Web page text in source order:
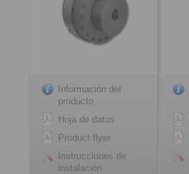
Información del
producto
Hoja de datos
Product flyer
Instrucciones de
instalación